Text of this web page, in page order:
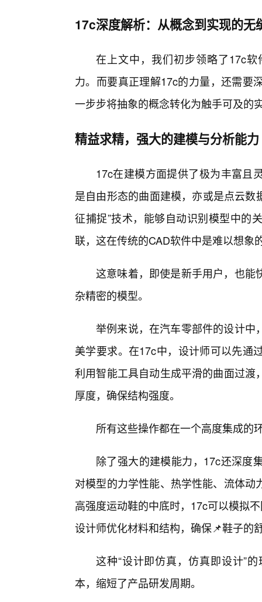
17c深度解析：从概念到实现的无
在上文中，我们初步领略了17c
力。而要真正理解17c的力量，还需要
一步步将抽象的概念转化为触手可及的
精益求精，强大的建模与分析能力
17c在建模方面提供了极为丰富且
是自由形态的曲面建模，亦或是点云
征捕捉”技术，能够自动识别模型中的
联，这在传统的CAD软件中是难以想象
这意味着，即使是新手用户，也能
杂精密的模型。
举例来说，在汽车零部件的设计中
美学要求。在17c中，设计师可以先通
利用智能工具自动生成平滑的曲面过
厚度，确保结构强度。
所有这些操作都在一个高度集成的
除了强大的建模能力，17c还深度
对模型的力学性能、热学性能、流体
高强度运动鞋的中底时，17c可以模拟
设计师优化材料和结构，确保📌鞋子的
这种“设计即仿真，仿真即设计”
本，缩短了产品研发周期。